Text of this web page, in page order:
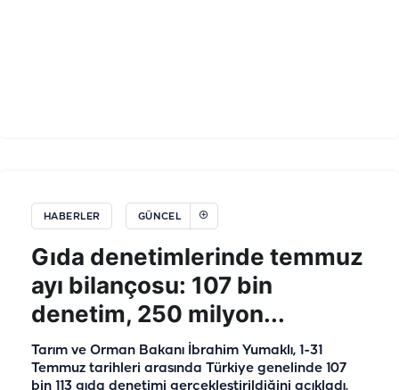
HABERLER GÜNCEL
Gıda denetimlerinde temmuz
ayı bilançosu: 107 bin
denetim, 250 milyon...
Tarım ve Orman Bakanı İbrahim Yumaklı, 1-31
Temmuz tarihleri arasında Türkiye genelinde 107
bin 113 gıda denetimi gerçekleştirildiğini açıkladı.